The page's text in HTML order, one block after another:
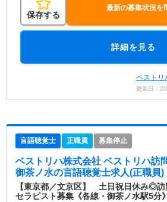
保存する
最新の募集状況を
詳細を見る
ベストリ
更新日：
言語聴覚士 正職員 募集停止
ベストリハ株式会社 ベストリハ訪
御茶ノ水の言語聴覚士求人(正職員)
【東京都／文京区】 土日祝日休み◎訪
セラピスト募集《各線・御茶ノ水駅5分》